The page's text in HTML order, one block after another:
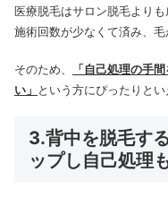
医療脱毛はサロン脱毛より
施術回数が少なくて済み、毛
そのため、
「自己処理の手
い」 という方にぴったりとい
3.背中を脱毛す
ップし自己処理